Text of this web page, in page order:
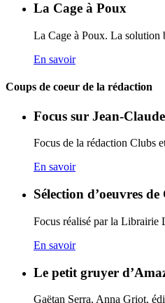
La Cage à Poux
La Cage à Poux. La
En savoir
Coups de coeur de la rédaction
Focus sur Jean-
Focus de la rédaction Clubs
En savoir
Sélection d’oeuvres
Focus réalisé par la Librairie
En savoir
Le petit gruyer
Gaëtan Serra, Anna Griot,